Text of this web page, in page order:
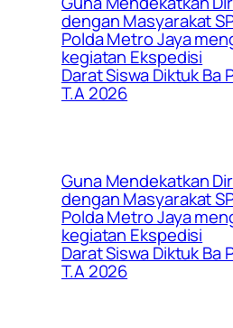
dengan Masyarakat
Polda Metro Jaya
kegiatan Ekspedisi
Darat Siswa Diktuk Ba
T.A 2026
Guna Mendekatkan
dengan Masyarakat
Polda Metro Jaya
kegiatan Ekspedisi
Darat Siswa Diktuk Ba
T.A 2026